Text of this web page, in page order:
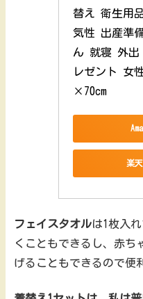
替え 衛生用
気性 出産準
ん 就寝 外出
レゼント 女
×70cm
楽
フェイスタオルは1枚入
くこともできるし、赤ち
げることもできるので便